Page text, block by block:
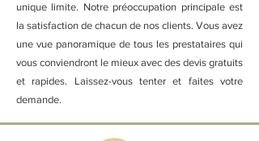
unique limite. Notre préoccupation principale est
la satisfaction de chacun de nos clients. Vous avez
une vue panoramique de tous les prestataires qui
vous conviendront le mieux avec des devis gratuits
et rapides. Laissez-vous tenter et faites votre
demande.